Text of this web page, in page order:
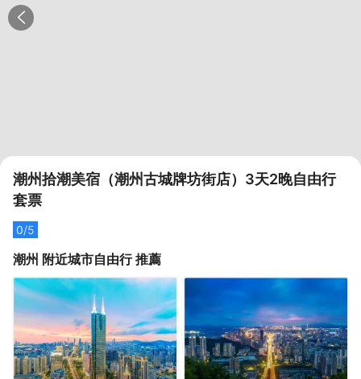
潮州拾潮美宿（潮州古城牌坊街店）3天2晚自由行
套票
0/5
潮州 附近城市自由行 推薦